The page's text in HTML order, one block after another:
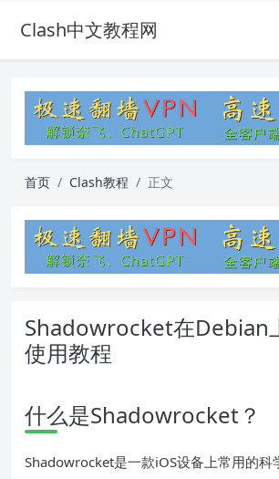
Clash中文教程网
首页 Clash教程 正文
Shadowrocket在Debian
使用教程
什么是Shadowrocket？
Shadowrocket是一款iOS设备上常用的科